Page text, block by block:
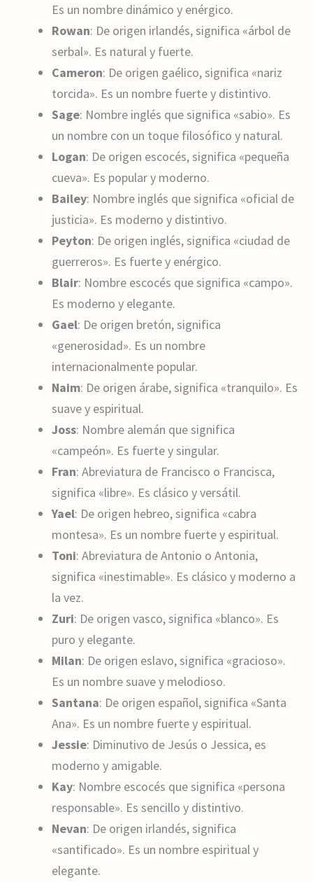
Es un nombre dinámico y enérgico.
Rowan: De origen irlandés, significa «árbol de
serbal». Es natural y fuerte.
Cameron: De origen gaélico, significa «nariz
torcida». Es un nombre fuerte y distintivo.
Sage: Nombre inglés que significa «sabio». Es
un nombre con un toque filosófico y natural.
Logan: De origen escocés, significa «pequeña
cueva». Es popular y moderno.
Bailey: Nombre inglés que significa «oficial de
justicia». Es moderno y distintivo.
Peyton: De origen inglés, significa «ciudad de
guerreros». Es fuerte y enérgico.
Blair: Nombre escocés que significa «campo».
Es moderno y elegante.
Gael: De origen bretón, significa
«generosidad». Es un nombre
internacionalmente popular.
Naim: De origen árabe, significa «tranquilo». Es
suave y espiritual.
Joss: Nombre alemán que significa
«campeón». Es fuerte y singular.
Fran: Abreviatura de Francisco o Francisca,
significa «libre». Es clásico y versátil.
Yael: De origen hebreo, significa «cabra
montesa». Es un nombre fuerte y espiritual.
Toni: Abreviatura de Antonio o Antonia,
significa «inestimable». Es clásico y moderno a
la vez.
Zuri: De origen vasco, significa «blanco». Es
puro y elegante.
Milan: De origen eslavo, significa «gracioso».
Es un nombre suave y melodioso.
Santana: De origen español, significa «Santa
Ana». Es un nombre fuerte y espiritual.
Jessie: Diminutivo de Jesús o Jessica, es
moderno y amigable.
Kay: Nombre escocés que significa «persona
responsable». Es sencillo y distintivo.
Nevan: De origen irlandés, significa
«santificado». Es un nombre espiritual y
elegante.